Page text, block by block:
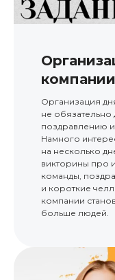
компании
Организация
не обязательно
поздравлению
Намного
на несколько
викторины про
команды,
и короткие
компании
больше людей.